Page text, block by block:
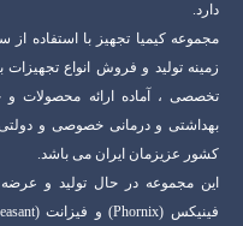
دارد.
مجموعه کیمیا تجهیز با استفاده
زمینه تولید و فروش انواع
تخصصی ، آماده ارائه محصولات و
بهداشتی و درمانی خصوصی و
کشور عزیزمان ایران می باشد.